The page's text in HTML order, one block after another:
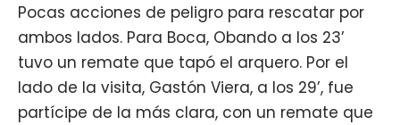
Pocas acciones de peligro para rescatar por
ambos lados. Para Boca, Obando a los 23’
tuvo un remate que tapó el arquero. Por el
lado de la visita, Gastón Viera, a los 29’, fue
partícipe de la más clara, con un remate que